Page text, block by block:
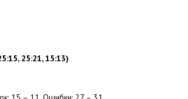
25:21, 15:13)